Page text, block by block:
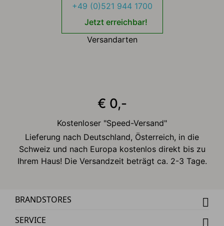
+49 (0)521 944 1700
Jetzt erreichbar!
Versandarten
€ 0,-
Kostenloser "Speed-Versand"
Lieferung nach Deutschland, Österreich, in die
Schweiz und nach Europa kostenlos direkt bis zu
Ihrem Haus! Die Versandzeit beträgt ca. 2-3 Tage.
BRANDSTORES
SERVICE